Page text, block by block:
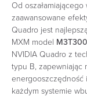
Od
zaawansowane
Quadro jest
MXM model
NVIDIA Quadro z
typu B, zapewniając
energooszczędność
każdym systemie